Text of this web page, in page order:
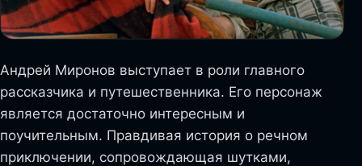
Андрей Миронов выступает в роли главного
рассказчика и путешественника. Его персонаж
является достаточно интересным и
поучительным. Правдивая история о речном
приключении, сопровождающая шутками,